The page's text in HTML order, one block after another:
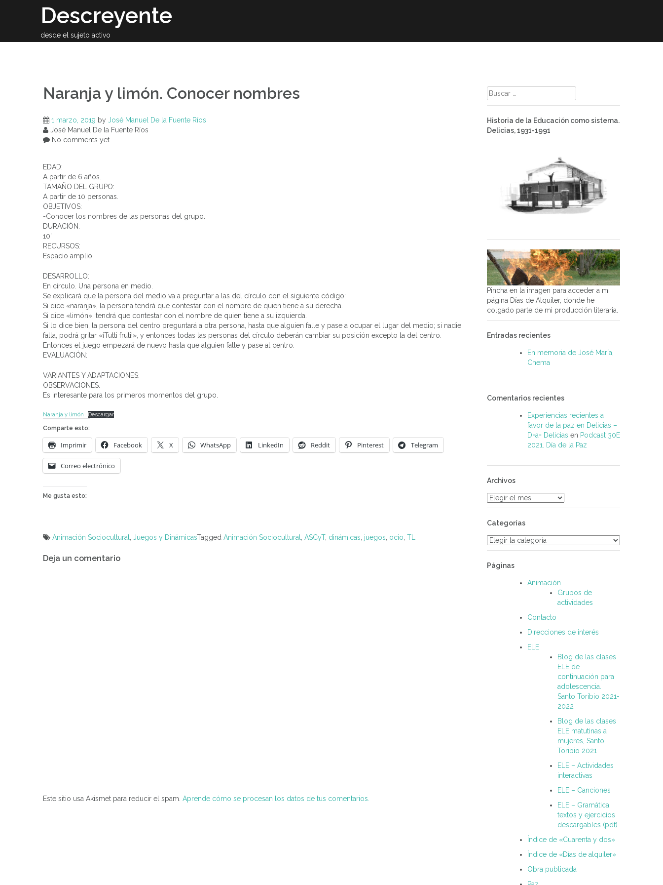
Descreyente
desde el sujeto activo
Naranja y limón. Conocer nombres
1 marzo, 2019 by José Manuel De la Fuente Ríos
José Manuel De la Fuente Ríos
No comments yet
EDAD:
A partir de 6 años.
TAMAÑO DEL GRUPO:
A partir de 10 personas.
OBJETIVOS:
-Conocer los nombres de las personas del grupo.
DURACIÓN:
10’
RECURSOS:
Espacio amplio.
DESARROLLO:
En círculo. Una persona en medio.
Se explicará que la persona del medio va a preguntar a las del círculo con el siguiente código:
Si dice «naranja», la persona tendrá que contestar con el nombre de quien tiene a su derecha.
Si dice «limón», tendrá que contestar con el nombre de quien tiene a su izquierda.
Si lo dice bien, la persona del centro preguntará a otra persona, hasta que alguien falle y pase a ocupar el lugar del medio; si nadie
falla, podrá gritar «¡Tutti fruti!», y entonces todas las personas del círculo deberán cambiar su posición excepto la del centro.
Entonces el juego empezará de nuevo hasta que alguien falle y pase al centro.
EVALUACIÓN:
VARIANTES Y ADAPTACIONES:
OBSERVACIONES:
Es interesante para los primeros momentos del grupo.
Naranja y limón
Descargar
Comparte esto:
Imprimir Facebook X WhatsApp LinkedIn Reddit Pinterest Telegram
Correo electrónico
Me gusta esto:
Animación Sociocultural Juegos y DinámicasTagged Animación Sociocultural ASCyT, dinámicas juegos ocio TL
de
Deja un comentario
Este sitio usa Akismet para reducir el spam. Aprende cómo se procesan los datos de tus comentarios.
Buscar:
Historia de la Educación como sistema.
Delicias, 1931-1991
Pincha en la imagen para acceder a mi
página Días de Alquiler, donde he
colgado parte de mi producción literaria.
Entradas recientes
En memoria de José María,
Chema
Comentarios recientes
Experiencias recientes a
favor de la paz en Delicias –
D=a= Delicias en Podcast 30E
2021. Día de la Paz
Archivos
Archivos
Categorías
Categorías
Páginas
Animación
Grupos de
actividades
Contacto
Direcciones de interés
ELE
Blog de las clases
ELE de
continuación para
adolescencia.
Santo Toribio 2021-
2022
Blog de las clases
ELE matutinas a
mujeres, Santo
Toribio 2021
ELE – Actividades
interactivas
ELE – Canciones
ELE – Gramática,
textos y ejercicios
descargables (pdf)
Índice de «Cuarenta y dos»
Índice de «Días de alquiler»
Obra publicada